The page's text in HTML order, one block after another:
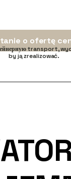
o ofertę
transport,
by ją zrealizować.